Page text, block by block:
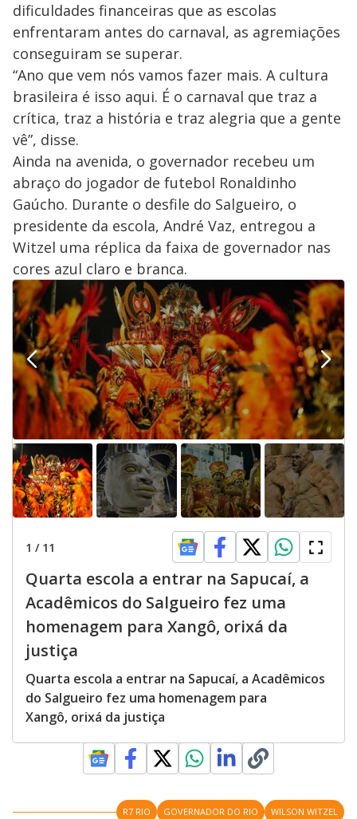
dificuldades financeiras que as escolas
enfrentaram antes do carnaval, as agremiações
conseguiram se superar.
“Ano que vem nós vamos fazer mais. A cultura
brasileira é isso aqui. É o carnaval que traz a
crítica, traz a história e traz alegria que a gente
vê”, disse.
Ainda na avenida, o governador recebeu um
abraço do jogador de futebol Ronaldinho
Gaúcho. Durante o desfile do Salgueiro, o
presidente da escola, André Vaz, entregou a
Witzel uma réplica da faixa de governador nas
cores azul claro e branca.
1 / 11
Quarta escola a entrar na Sapucaí, a
Acadêmicos do Salgueiro fez uma
homenagem para Xangô, orixá da
justiça
Quarta escola a entrar na Sapucaí, a Acadêmicos
do Salgueiro fez uma homenagem para
Xangô, orixá da justiça
R7 RIO GOVERNADOR DO RIO
WILSON WITZEL